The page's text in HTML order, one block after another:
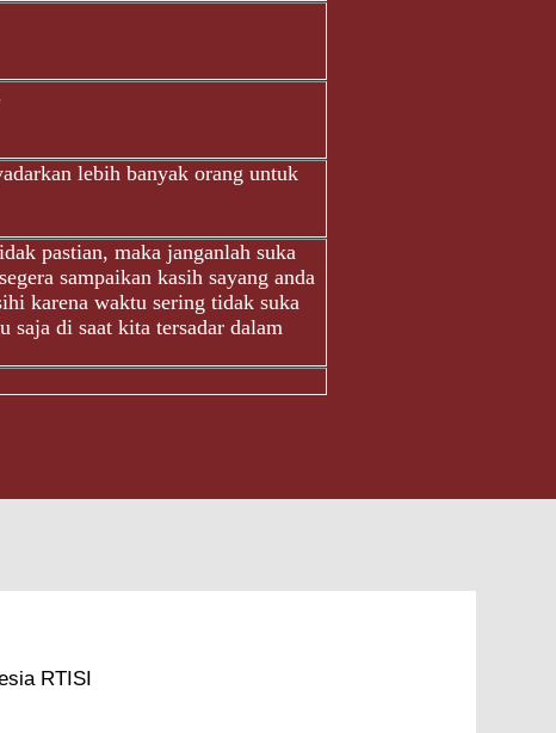
lebih banyak orang untuk
pastian, maka janganlah suka
sampaikan kasih sayang anda
karena waktu sering tidak suka
saja di saat kita tersadar dalam
RTISI